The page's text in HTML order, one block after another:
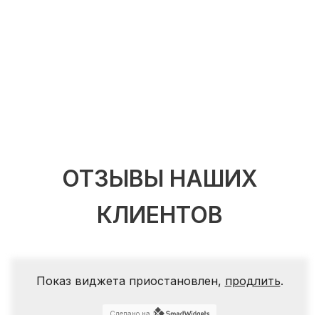
ОТЗЫВЫ НАШИХ
КЛИЕНТОВ
Показ виджета приостановлен, продлить.